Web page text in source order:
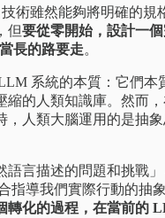
術雖然能夠將明確的規
但要從零開始，設計一個
長的路要走。
系統的本質：它們本
縮的人類知識庫。然而
，人類大腦運用的是抽
語言描述的問題和挑戰
指導我們實際行動的抽
轉化的過程，在當前的